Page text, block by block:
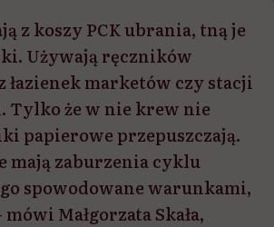
z koszy PCK ubrania, tną je
Używają ręczników
łazienek marketów czy stacji
Tylko że w nie krew nie
papierowe przepuszczają.
mają zaburzenia cyklu
spowodowane warunkami,
Małgorzata Skała,